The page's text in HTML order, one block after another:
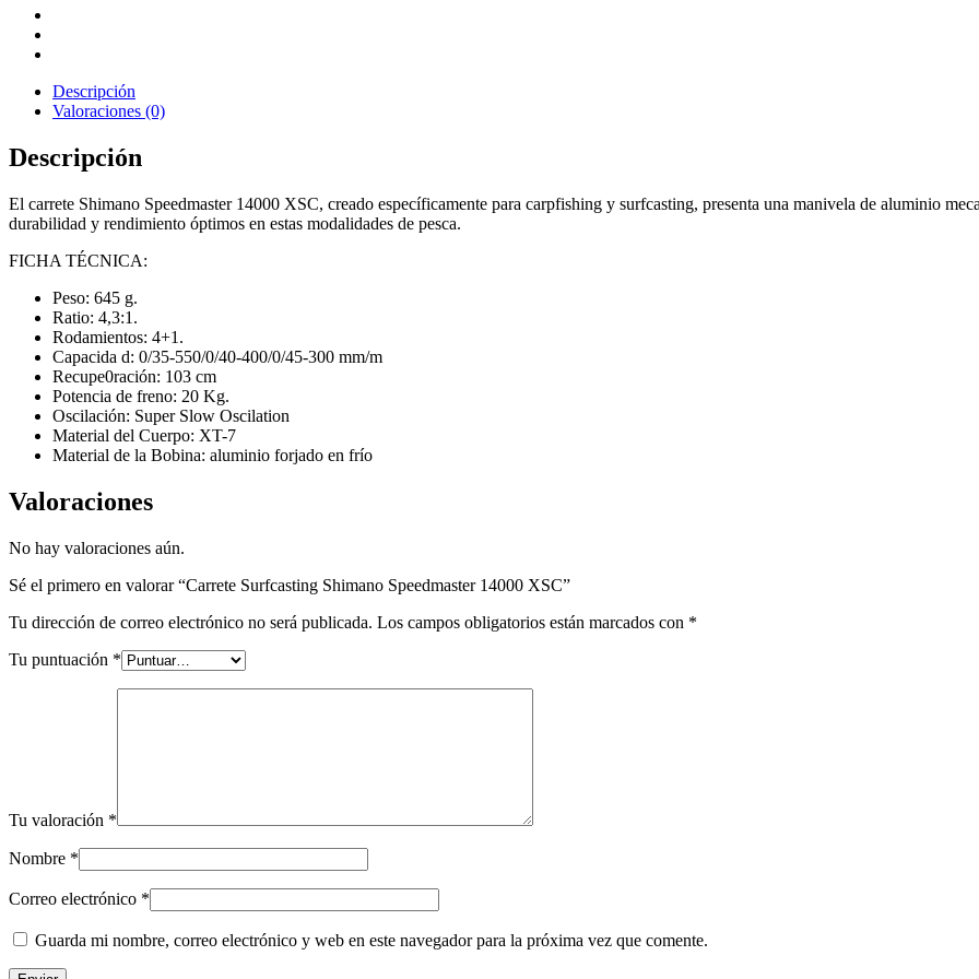
Descripción
Valoraciones (0)
Descripción
El carrete Shimano Speedmaster 14000 XSC, creado específicamente para carpfishing y surfcasting, presenta una manivela de aluminio
durabilidad y rendimiento óptimos en estas modalidades de pesca.
FICHA TÉCNICA:
Peso: 645 g.
Ratio: 4,3:1.
Rodamientos: 4+1.
Capacida d: 0/35-550/0/40-400/0/45-300 mm/m
Recupe0ración: 103 cm
Potencia de freno: 20 Kg.
Oscilación: Super Slow Oscilation
Material del Cuerpo: XT-7
Material de la Bobina: aluminio forjado en frío
Valoraciones
No hay valoraciones aún.
Sé el primero en valorar “Carrete Surfcasting Shimano Speedmaster 14000 XSC”
Tu dirección de correo electrónico no será publicada. Los campos obligatorios están marcados con *
Tu puntuación *
Tu valoración *
Nombre *
Correo electrónico *
Guarda mi nombre, correo electrónico y web en este navegador para la próxima vez que comente.